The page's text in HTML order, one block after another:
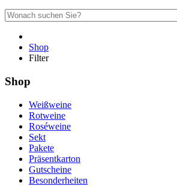
Shop
Filter
Shop
Weißweine
Rotweine
Roséweine
Sekt
Pakete
Präsentkarton
Gutscheine
Besonderheiten